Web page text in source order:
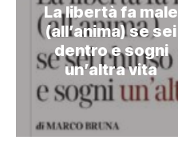
La libertà fa male
(all’anima) se sei
dentro e sogni
un’altra vita